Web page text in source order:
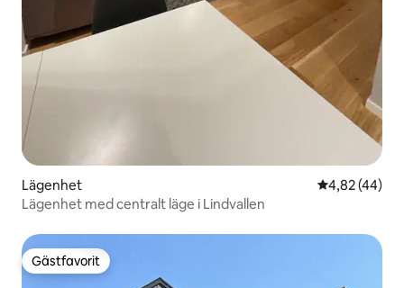
Lägenhet 4,82 av 5 i
4,82 (44)
Lägenhet med centralt läge i Lindvallen
Gästfavorit
Gästfavorit